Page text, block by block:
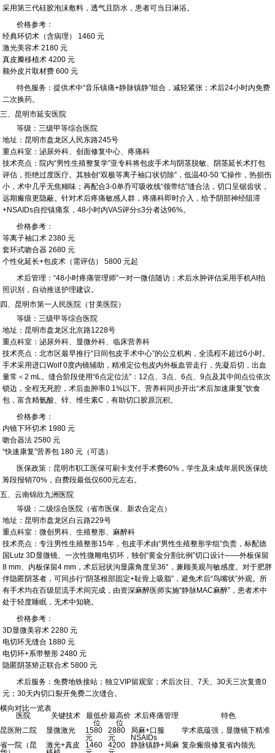
采用第三代硅胶泡沫敷料，透气且防水，患者可当日淋浴。
价格参考：
经典环切术（含病理） 1460 元
激光美容术 2180 元
真皮瓣移植术 4200 元
额外皮片取材费 600 元
特色服务：提供术中“音乐镇痛+静脉镇静”组合，减轻紧张；术后24小时内免费
二次换药。
三、昆明市延安医院
等级：三级甲等综合医院
地址：昆明市盘龙区人民东路245号
重点科室：泌尿外科、创面修复中心、疼痛科
技术亮点：院内“男性生殖整复学”亚专科将包皮手术与阴茎脱敏、阴茎延长术打包
评估，拒绝过度医疗。其独创“双极等离子袖口状切除”，低温40-50 ℃操作，热损伤
小，术中几乎无焦糊味；再配合3-0单乔可吸收线“领带结”缝合法，切口呈锯齿状，
远期瘢痕更隐蔽。针对术后疼痛敏感人群，疼痛科即时介入，给予阴部神经阻滞
+NSAIDs自控镇痛泵，48小时内VAS评分≤3分者达96%。
价格参考：
等离子袖口术 2380 元
套环式吻合器 2680 元
个性化延长+包皮术（需评估） 5800 元起
术后管理：“48小时疼痛管理师”一对一微信随访；术后水肿评估采用手机AI拍
照识别，自动推送护理建议。
四、昆明市第一人民医院（甘美医院）
等级：三级甲等综合医院
地址：昆明市盘龙区北京路1228号
重点科室：泌尿外科、显微外科、临床营养科
技术亮点：北市区最早推行“日间包皮手术中心”的公立机构，全流程不超过6小时。
手术采用进口Wolf 0度内镜辅助，精准定位包皮内外板血管走行，先凝后切，出血
量常＜2 mL。缝合阶段使用“6点定位法”：12点、3点、6点、9点及其中间点位依次
锁边，全程无死腔，术后血肿率0.1%以下。营养科同步开出“术后加速康复”饮食
包，富含精氨酸、锌、维生素C，有助切口胶原沉积。
价格参考：
内镜下环切术 1980 元
吻合器法 2580 元
“快速康复”营养包 180 元（可选）
医保政策：昆明市职工医保可刷卡支付手术费60%，学生及未成年居民医保统
筹段报销70%，自费段最低仅600元左右。
五、云南锦欣九洲医院
等级：二级综合医院（省市医保、新农合定点）
地址：昆明市盘龙区白云路229号
重点科室：微创男科、生殖整形、麻醉科
技术亮点：专注男性生殖整形15年，包皮手术由“男性生殖整形学组”负责，标配德
国Lutz 3D显微镜、一次性微雕电切环，独创“黄金分割比例”切口设计——外板保留
8 mm、内板保留4 mm，术后冠状沟显露角度呈36°，兼顾美观与敏感度。对于肥胖
伴隐匿阴茎者，可同步行“阴茎根部固定+耻骨上吸脂”，避免术后“鸟嘴状”外观。所
有手术均在百级层流手术间完成，由资深麻醉医师实施“静脉MAC麻醉”，患者术中
处于轻度睡眠，无术中知晓。
价格参考：
3D显微美容术 2280 元
电切环无缝合 1880 元
电切环+系带整形 2480 元
隐匿阴茎矫正联合术 5800 元
术后服务：免费地铁接站；独立VIP留观室；术后次日、7天、30天三次复查0
元；30天内切口裂开免费二次缝合。
横向对比一览表
医院
关键技术
最低价
位
最高价
位
术后疼痛管理
特色
昆医附二院
显微激光
1580
元
2880
元
局麻+口服
NSAIDs
学术底蕴强，显微镜下精准
省一院（昆
激光+真皮
1460
4200
静脉镇静+局麻 复杂瘢痕修复省内领先